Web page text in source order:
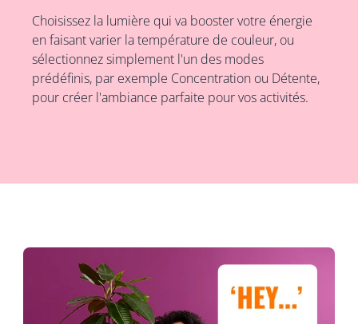
Choisissez la lumière qui va booster votre énergie
en faisant varier la température de couleur, ou
sélectionnez simplement l'un des modes
prédéfinis, par exemple Concentration ou Détente,
pour créer l'ambiance parfaite pour vos activités.